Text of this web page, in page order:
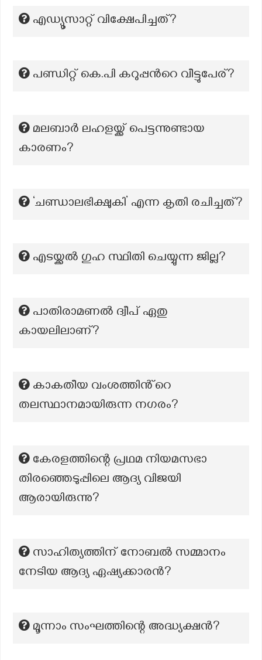
എഡ്യൂസാറ്റ് വിക്ഷേപിച്ചത്?
പണ്ഡിറ്റ് കെ.പി കറുപ്പന്‍റെ വീട്ടുപേര്?
മലബാർ ലഹളയ്ക്ക് പെട്ടന്നുണ്ടായ
കാരണം?
‘ചണ്ഡാലഭിക്ഷുകി’ എന്ന കൃതി രചിച്ചത്?
എടയ്ക്കൽ ഗുഹ സ്ഥിതി ചെയ്യുന്ന ജില്ല?
പാതിരാമണൽ ദ്വീപ് ഏതു
കായലിലാണ്?
കാകതീയ വംശത്തിൻ്റെ
തലസ്ഥാനമായിരുന്ന നഗരം?
കേരളത്തിന്റെ പ്രഥമ നിയമസഭാ
തിരഞ്ഞെടുപ്പിലെ ആദ്യ വിജയി
ആരായിരുന്നു?
സാഹിത്യത്തിന് നോബൽ സമ്മാനം
നേടിയ ആദ്യ ഏഷ്യക്കാരൻ?
മൂന്നാം സംഘത്തിന്റെ അദ്ധ്യക്ഷൻ?